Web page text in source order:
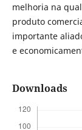
melhoria na
produto
importante
e
Downloads